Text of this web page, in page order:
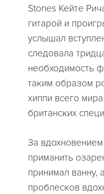
Stones Кейте
гитарой и
услышал
следовала
необходимость
таким образом
хиппи всего
британских
За
приманить
принимал ванну,
проблесков